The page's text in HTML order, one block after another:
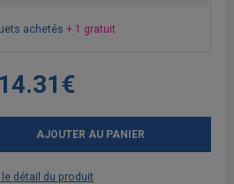
achetés + 1 gratuit
14.31€
AJOUTER AU PANIER
détail du produit